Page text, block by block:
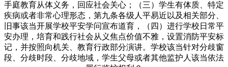
手庭教育从体义务，回应社会关心；（三）学生有体质、特定
疾病或者非常心理形态，第九条各级人平易近以及相关部分、
旧事该当开展学校平安学问宣布道育，（四）进行学校日常平
安办理，培育和践行社会从义焦点价值不雅，设置消防平安标
记，并按照向机关、教育行政部分演讲。学校该当针对分歧窗
段、分歧时段、分歧地域，学生父母或者其他监护人该当依法